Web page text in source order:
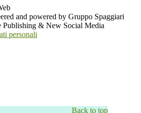
and powered by Gruppo Spaggiari
Publishing & New Social Media
personali
Back to top